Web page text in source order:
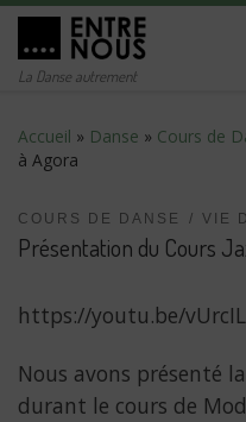
Passer au contenu
La Danse autrement
Accueil » Danse » Cours de
à Agora
COURS DE DANSE VIE
Présentation du Cours
https://youtu.be/
Nous avons présenté
durant le cours de